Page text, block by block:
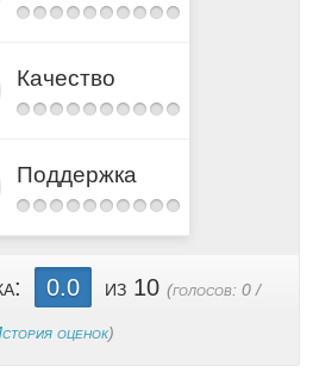
Качество
Поддержка
0.0 из 10 (голосов: 0/
оценок)